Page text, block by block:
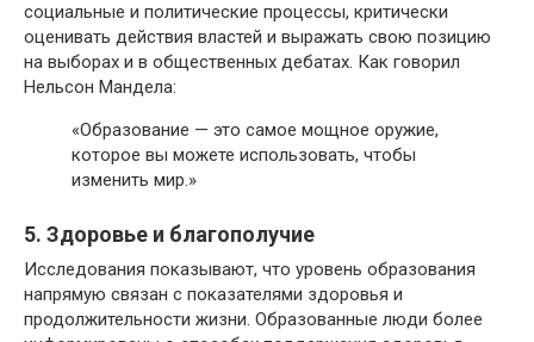
социальные и политические процессы, критически
оценивать действия властей и выражать свою позицию
на выборах и в общественных дебатах. Как говорил
Нельсон Мандела:
«Образование — это самое мощное оружие,
которое вы можете использовать, чтобы
изменить мир.»
5. Здоровье и благополучие
Исследования показывают, что уровень образования
напрямую связан с показателями здоровья и
продолжительности жизни. Образованные люди более